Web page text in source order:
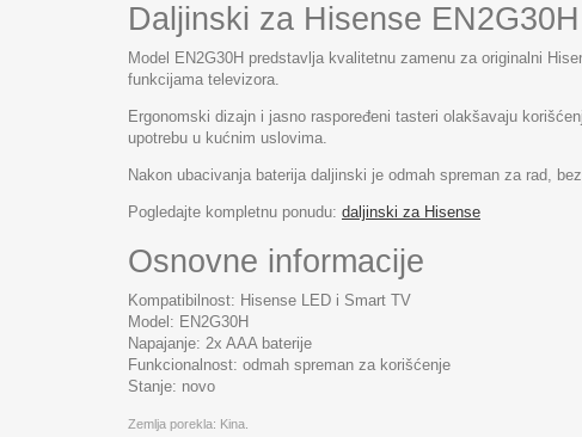
Daljinski za Hisense
Model EN2G30H predstavlja kvalitetnu zamenu za originalni
funkcijama televizora.
Ergonomski dizajn i jasno raspoređeni tasteri olakšavaju
upotrebu u kućnim uslovima.
Nakon ubacivanja baterija daljinski je odmah spreman za rad,
Pogledajte kompletnu ponudu: daljinski za Hisense
Osnovne informacije
Kompatibilnost: Hisense LED i Smart TV
Model: EN2G30H
Napajanje: 2x AAA baterije
Funkcionalnost: odmah spreman za korišćenje
Stanje: novo
Zemlja porekla: Kina.